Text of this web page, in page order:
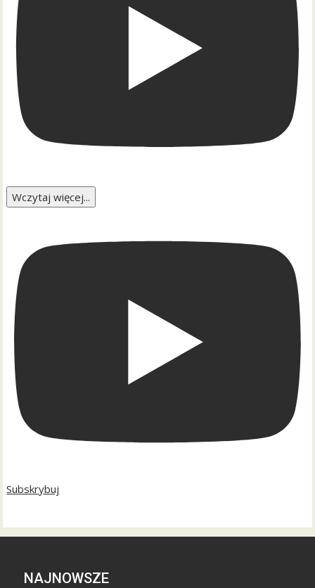
Wczytaj więcej...
Subskrybuj
NAJNOWSZE